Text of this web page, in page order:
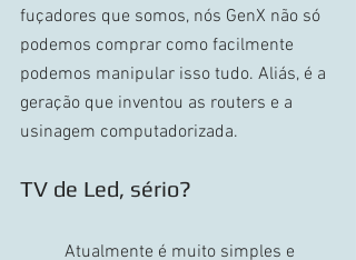
fuçadores que somos, nós GenX não só
podemos comprar como facilmente
podemos manipular isso tudo. Aliás, é a
geração que inventou as routers e a
usinagem computadorizada.
TV de Led, sério?